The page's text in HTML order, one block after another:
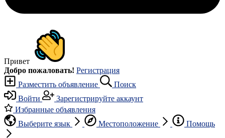
Привет
Добро пожаловать! Регистрация
Разместить объявление
Поиск
Войти
Зарегистрируйте аккаунт
Избранные объявления
Выберите язык
Местоположение Помощь